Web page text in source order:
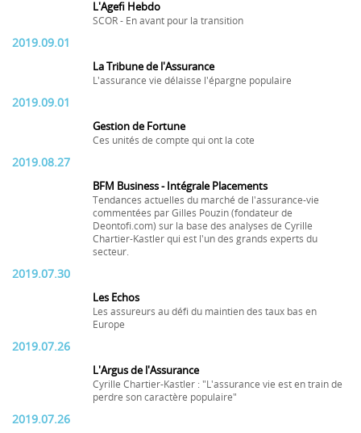
L'Agefi Hebdo
SCOR - En avant pour la transition
2019.09.01
La Tribune de l'Assurance
L'assurance vie délaisse l'épargne populaire
2019.09.01
Gestion de Fortune
Ces unités de compte qui ont la cote
2019.08.27
BFM Business - Intégrale Placements
Tendances actuelles du marché de l'assurance-vie
commentées par Gilles Pouzin (fondateur de
Deontofi.com) sur la base des analyses de Cyrille
Chartier-Kastler qui est l'un des grands experts du
secteur.
2019.07.30
Les Echos
Les assureurs au défi du maintien des taux bas en
Europe
2019.07.26
L'Argus de l'Assurance
Cyrille Chartier-Kastler : "L'assurance vie est en train de
perdre son caractère populaire"
2019.07.26